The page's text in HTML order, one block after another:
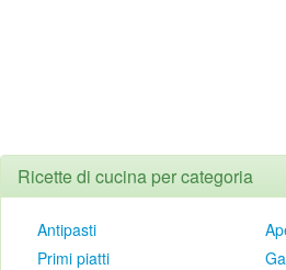
Ricette di cucina per categoria
Antipasti
Primi piatti